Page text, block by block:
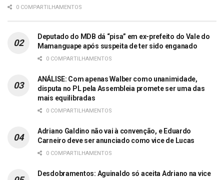
0 COMPARTILHAMENTOS
Deputado do MDB dá “pisa” em ex-prefeito do Vale do
Mamanguape após suspeita de ter sido enganado
0 COMPARTILHAMENTOS
ANÁLISE: Com apenas Walber como unanimidade,
disputa no PL pela Assembleia promete ser uma das
mais equilibradas
0 COMPARTILHAMENTOS
Adriano Galdino não vai à convenção, e Eduardo
Carneiro deve ser anunciado como vice de Lucas
0 COMPARTILHAMENTOS
Desdobramentos: Aguinaldo só aceita Adriano na vice